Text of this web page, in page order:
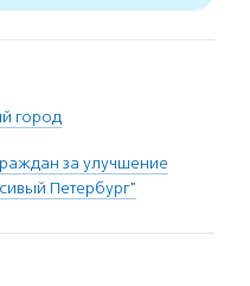
город
за улучшение
Петербург"